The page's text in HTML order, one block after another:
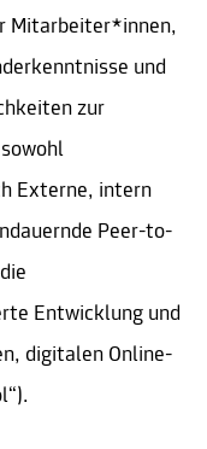
Mitarbeiter*innen,
und
zur
Externe, intern
Peer-to-
Entwicklung und
digitalen Online-